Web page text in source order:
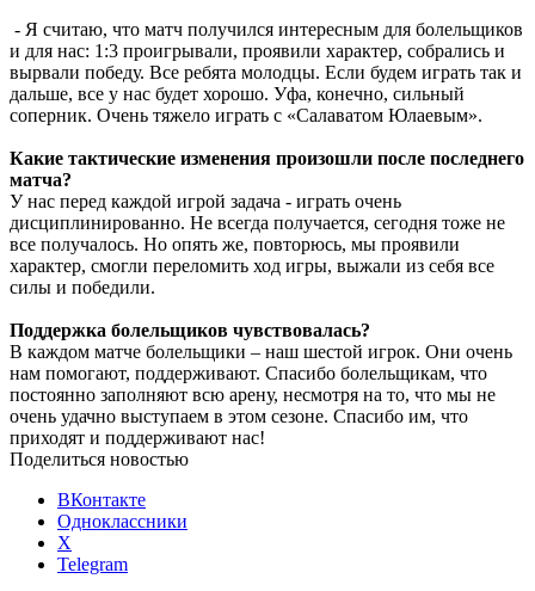
- Я считаю, что матч получился интересным для болельщиков
и для нас: 1:3 проигрывали, проявили характер, собрались и
вырвали победу. Все ребята молодцы. Если будем играть так и
дальше, все у нас будет хорошо. Уфа, конечно, сильный
соперник. Очень тяжело играть с «Салаватом Юлаевым».
Какие тактические изменения произошли после последнего
матча?
У нас перед каждой игрой задача - играть очень
дисциплинированно. Не всегда получается, сегодня тоже не
все получалось. Но опять же, повторюсь, мы проявили
характер, смогли переломить ход игры, выжали из себя все
силы и победили.
Поддержка болельщиков чувствовалась?
В каждом матче болельщики – наш шестой игрок. Они очень
нам помогают, поддерживают. Спасибо болельщикам, что
постоянно заполняют всю арену, несмотря на то, что мы не
очень удачно выступаем в этом сезоне. Спасибо им, что
приходят и поддерживают нас!
Поделиться новостью
ВКонтакте
Одноклассники
X
Telegram